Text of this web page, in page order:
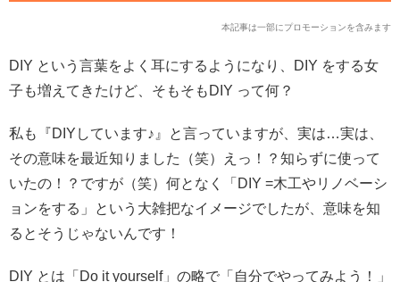
本記事は一部にプロモーションを含みます
DIY という言葉をよく耳にするようになり、DIY をする女
子も増えてきたけど、そもそもDIY って何？
私も『DIYしています♪』と言っていますが、実は…実は、
その意味を最近知りました（笑）
えっ！？知らずに使って
いたの！？ですが（笑）何となく「DIY =木工やリノベーシ
ョンをする」という大雑把なイメージでしたが、意味を知
るとそうじゃないんです！
DIY とは「Do it yourself」の略で「自分でやってみよう！」